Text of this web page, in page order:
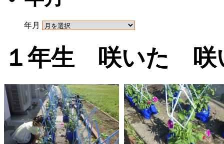
年月
１年生 咲いた 咲